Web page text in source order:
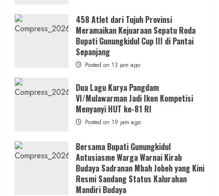
458 Atlet dari Tujuh Provinsi
Meramaikan Kejuaraan Sepatu Roda
Bupati Gunungkidul Cup III di Pantai
Sepanjang
Posted on 13 jam ago
Dua Lagu Karya Pangdam
VI/Mulawarman Jadi Ikon Kompetisi
Menyanyi HUT ke-81 RI
Posted on 19 jam ago
Bersama Bupati Gunungkidul
Antusiasme Warga Warnai Kirab
Budaya Sadranan Mbah Jobeh yang Kini
Resmi Sandang Status Kalurahan
Mandiri Budaya